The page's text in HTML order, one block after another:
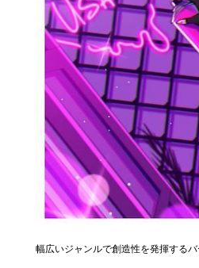
幅広いジャンルで創造性を発揮する